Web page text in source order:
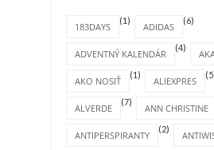
183DAYS
(1)
ADIDAS
(6)
ADVENTNÝ KALENDÁR
(4)
AKO NOSIŤ
(1)
ALIEXPRES
ALVERDE
(7)
ANN CHRISTINE
ANTIPERSPIRANTY
(2)